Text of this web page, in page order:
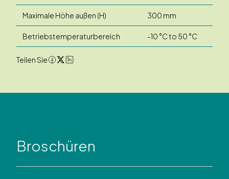
Maximale Höhe außen (H) 300 mm
Betriebstemperaturbereich -10 °C to 50 °C
Teilen Sie
Broschüren